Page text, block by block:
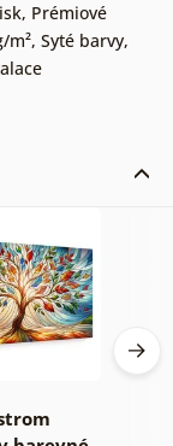
, Prémiové
m², Syté barvy,